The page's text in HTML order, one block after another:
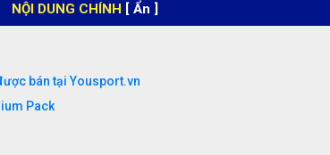
NỘI DUNG CHÍNH [ Ẩn ]
bán tại Yousport.vn
Pack